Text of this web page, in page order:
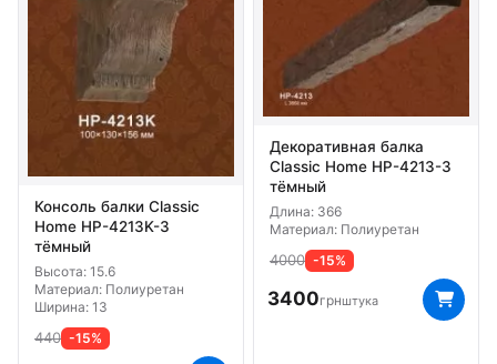
Консоль балки Classic
Home HP-4213K-3
тёмный
Высота: 15.6
Материал: Полиуретан
Ширина: 13
440 -15%
Декоративная балка
Classic Home HP-4213-3
тёмный
Длина: 366
Материал: Полиуретан
4000 -15%
3400грнштука